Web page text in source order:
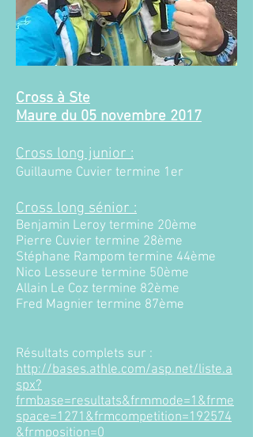
Cross à Ste
Maure du 05 novembre 2017​
Cross long junior :
Guillaume Cuvier termine 1er
Cross long sénior :
Benjamin Leroy termine 20ème
Pierre Cuvier termine 28ème
Stéphane Rampom termine 44ème
Nico Lesseure termine 50ème
Allain Le Coz termine 82ème
Fred Magnier termine 87ème
Résultats complets sur :
http://bases.athle.com/asp.net/liste.a
spx?
frmbase=resultats&frmmode=1&frme
space=1271&frmcompetition=192574
&frmposition=0